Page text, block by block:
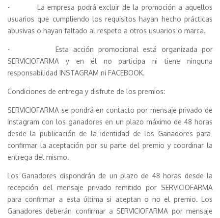
- La empresa podrá excluir de la promoción a aquellos
usuarios que cumpliendo los requisitos hayan hecho prácticas
abusivas o hayan faltado al respeto a otros usuarios o marca.
- Esta acción promocional está organizada por
SERVICIOFARMA y en él no participa ni tiene ninguna
responsabilidad INSTAGRAM ni FACEBOOK.
Condiciones de entrega y disfrute de los premios:
SERVICIOFARMA se pondrá en contacto por mensaje privado de
Instagram con los ganadores en un plazo máximo de 48 horas
desde la publicación de la identidad de los Ganadores para
confirmar la aceptación por su parte del premio y coordinar la
entrega del mismo.
Los Ganadores dispondrán de un plazo de 48 horas desde la
recepción del mensaje privado remitido por SERVICIOFARMA
para confirmar a esta última si aceptan o no el premio. Los
Ganadores deberán confirmar a SERVICIOFARMA por mensaje